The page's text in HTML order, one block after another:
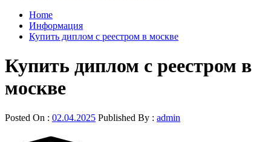
Home
Информация
Купить диплом с реестром в москве
Купить диплом с реестром в
москве
Posted On : 02.04.2025 Published By : admin